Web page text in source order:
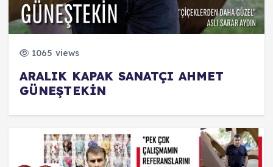
1065 views
ARALIK KAPAK SANATÇI AHMET
GÜNEŞTEKİN